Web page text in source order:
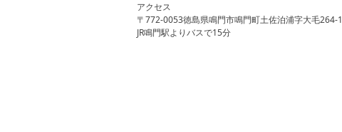
アクセス
〒772-0053徳島県鳴門市鳴門町土佐泊浦字大毛264-1
JR鳴門駅よりバスで15分